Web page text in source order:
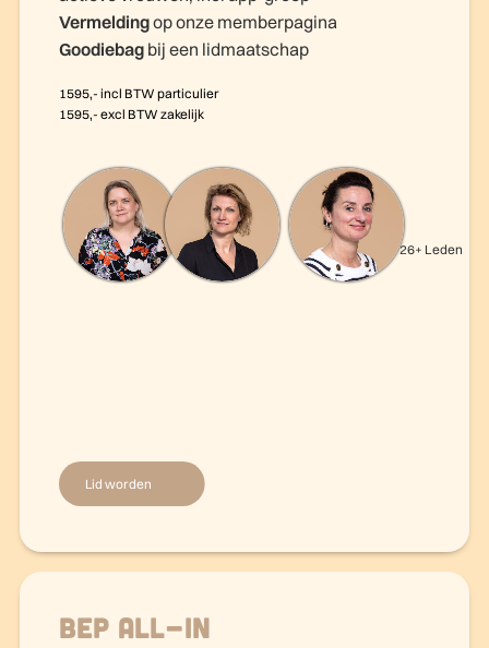
Vermeldingop onze memberpagina
Goodiebag bij een lidmaatschap
1595,- incl BTW particulier
1595,- excl BTW zakelijk
Lid worden
BEP All-in